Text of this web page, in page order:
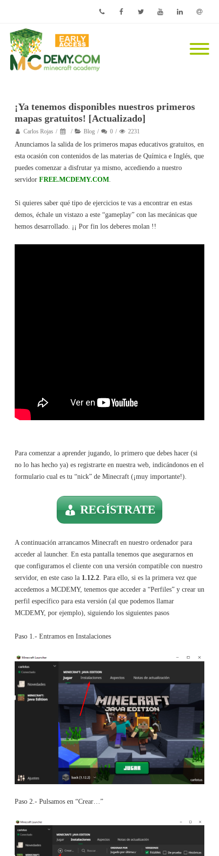
¡Ya tenemos disponibles nuestros primeros
mapas gratuitos! [Actualizado]
Carlos Rojas Blog 0 2231
Anunciamos la salida de los primeros mapas educativos gratuitos, en
esta ocasión con contenidos de las materias de Química e Inglés, que
puedes comenzar a disfrutar ya mismo, accediendo a nuestro
servidor FREE.MCDEMY.COM
Si quieres saber qué tipo de ejercicios te vas a encontrar en estas
demos, échale un vistazo a este “gameplay” con las mecánicas que
hemos desarrollado. ¡¡ Por fin los deberes molan !!
Para comenzar a aprender jugando, lo primero que debes hacer (si
no lo has hecho ya) es registrarte en nuestra web, indicándonos en el
formulario cual es tu “nick” de Minecraft (¡muy importante!).
REGÍSTRATE
A continuación arrancamos Minecraft en nuestro ordenador para
acceder al launcher. En esta pantalla tenemos que asegurarnos en
que configuramos el cliente con una versión compatible con nuestro
servidor, en este caso la 1.12.2 . Para ello, si es la primera vez que
accedemos a MCDEMY, tenemos que acceder a “Perfiles” y crear un
perfil específico para esta versión (al que podemos llamar
MCDEMY, por ejemplo), siguiendo los siguientes pasos
Paso 1.- Entramos en Instalaciones
Paso 2.- Pulsamos en “Crear…”